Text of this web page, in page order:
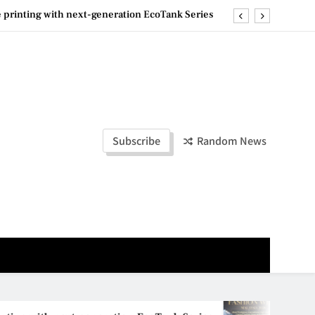
Week Malaysia 2026– Press Conference
Week Malaysia 2026– Press Conference
马来西亚妈妈提供分享剖腹产复原历程的空间
Subscribe Random News